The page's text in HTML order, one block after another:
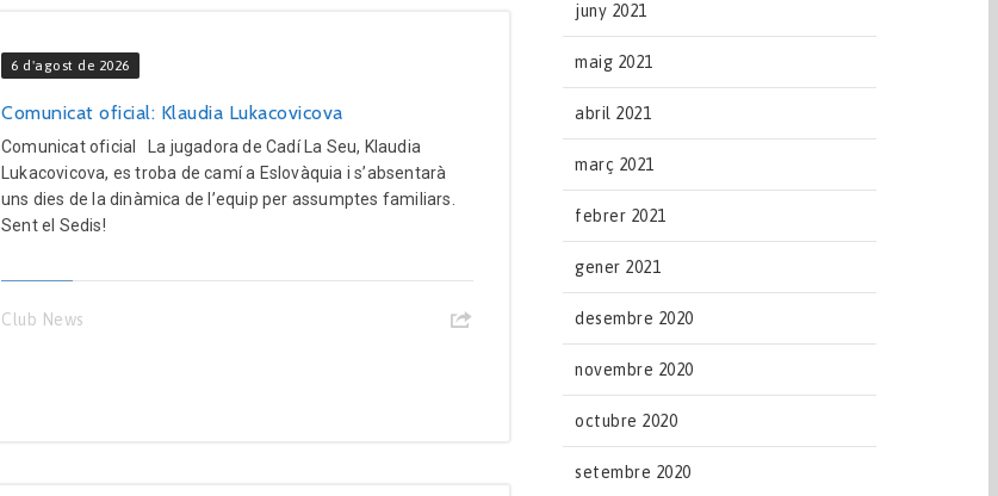
6 d'agost de 2026
Comunicat oficial: Klaudia Lukacovicova
Comunicat oficial La jugadora de Cadí La Seu, Klaudia
Lukacovicova, es troba de camí a Eslovàquia i s’absentarà
uns dies de la dinàmica de l’equip per assumptes familiars.
Sent el Sedis!
Club News
juny 2021
maig 2021
abril 2021
març 2021
febrer 2021
gener 2021
desembre 2020
novembre 2020
octubre 2020
setembre 2020